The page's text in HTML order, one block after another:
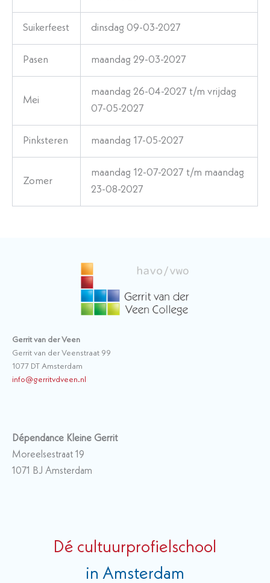
Suikerfeest dinsdag 09-03-2027
Pasen maandag 29-03-2027
Mei
maandag 26-04-2027 t/m vrijdag
07-05-2027
Pinksteren maandag 17-05-2027
Zomer
maandag 12-07-2027 t/m maandag
23-08-2027
Gerrit van der Veen
Gerrit van der Veenstraat 99
1077 DT Amsterdam
info@gerritvdveen.nl
Dépendance Kleine Gerrit
Moreelsestraat 19
1071 BJ Amsterdam
Dé cultuurprofielschool
in Amsterdam